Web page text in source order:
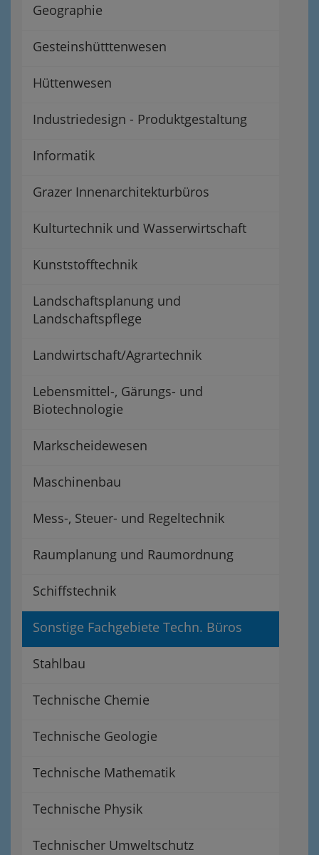
Geographie
Gesteinshütttenwesen
Hüttenwesen
Industriedesign - Produktgestaltung
Informatik
Grazer Innenarchitekturbüros
Kulturtechnik und Wasserwirtschaft
Kunststofftechnik
Landschaftsplanung und
Landschaftspflege
Landwirtschaft/Agrartechnik
Lebensmittel-, Gärungs- und
Biotechnologie
Markscheidewesen
Maschinenbau
Mess-, Steuer- und Regeltechnik
Raumplanung und Raumordnung
Schiffstechnik
Sonstige Fachgebiete Techn. Büros
Stahlbau
Technische Chemie
Technische Geologie
Technische Mathematik
Technische Physik
Technischer Umweltschutz